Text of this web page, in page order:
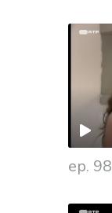
ep. 98